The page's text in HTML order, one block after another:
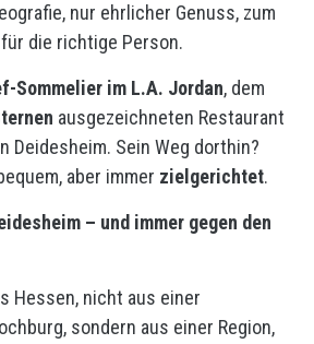
nur ehrlicher Genuss, zum
die richtige Person.
Sommelier im L.A. Jordan, dem
ausgezeichneten Restaurant
Deidesheim. Sein Weg dorthin?
aber immer zielgerichtet.
– und immer gegen den
Hessen, nicht aus einer
sondern aus einer Region,